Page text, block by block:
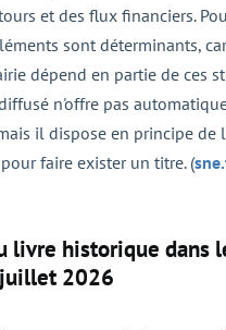
et des flux financiers.
sont déterminants,
dépend en partie de ces
n'offre pas
il dispose en principe de
faire exister un titre. (
livre historique dans
2026